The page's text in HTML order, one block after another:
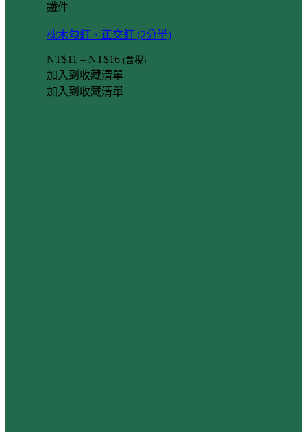
鐵件
枕木勾釘、正交釘 (2分半)
NT$11 – NT$16 (含稅)
加入到收藏清單
加入到收藏清單